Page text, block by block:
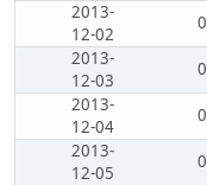
2013-
12-02
0
2013-
12-03
0
2013-
12-04
0
2013-
12-05
0